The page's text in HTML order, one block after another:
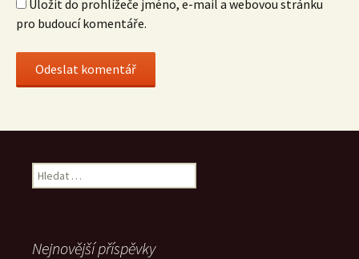
Uložit do prohlížeče jméno, e-mail a webovou stránku
pro budoucí komentáře.
Vyhledávání
Nejnovější příspěvky